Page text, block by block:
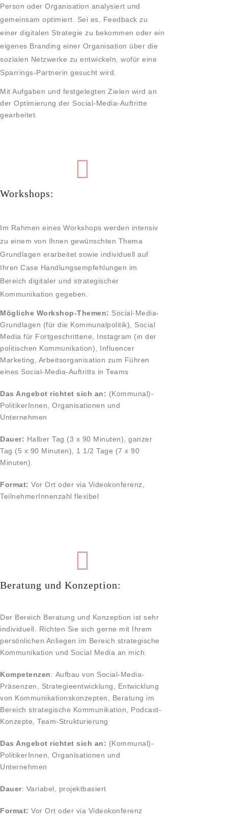
Person oder Organisation analysiert und
gemeinsam optimiert. Sei es, Feedback zu
einer digitalen Strategie zu bekommen oder ein
eigenes Branding einer Organisation über die
sozialen Netzwerke zu entwickeln, wofür eine
Sparrings-Partnerin gesucht wird.
Mit Aufgaben und festgelegten Zielen wird an
der Optimierung der Social-Media-Auftritte
gearbeitet.
Workshops:
Im Rahmen eines Workshops werden intensiv
zu einem von Ihnen gewünschten Thema
Grundlagen erarbeitet sowie individuell auf
Ihren Case Handlungsempfehlungen im
Bereich digitaler und strategischer
Kommunikation gegeben.
Mögliche Workshop-Themen: Social-Media-
Grundlagen (für die Kommunalpolitik), Social
Media für Fortgeschrittene, Instagram (in der
politischen Kommunikation), Influencer
Marketing, Arbeitsorganisation zum Führen
eines Social-Media-Auftritts in Teams
Das Angebot richtet sich an: (Kommunal)-
PolitikerInnen, Organisationen und
Unternehmen
Dauer: Halber Tag (3 x 90 Minuten), ganzer
Tag (5 x 90 Minuten), 1 1/2 Tage (7 x 90
Minuten).
Format: Vor Ort oder via Videokonferenz,
TeilnehmerInnenzahl flexibel
Beratung und Konzeption:
Der Bereich Beratung und Konzeption ist sehr
individuell. Richten Sie sich gerne mit Ihrem
persönlichen Anliegen im Bereich strategische
Kommunikation und Social Media an mich.
Kompetenzen: Aufbau von Social-Media-
Präsenzen, Strategieentwicklung, Entwicklung
von Kommunikationskonzepten, Beratung im
Bereich strategische Kommunikation, Podcast-
Konzepte, Team-Strukturierung
Das Angebot richtet sich an: (Kommunal)-
PolitikerInnen, Organisationen und
Unternehmen
Dauer: Variabel, projektbasiert
Format: Vor Ort oder via Videokonferenz